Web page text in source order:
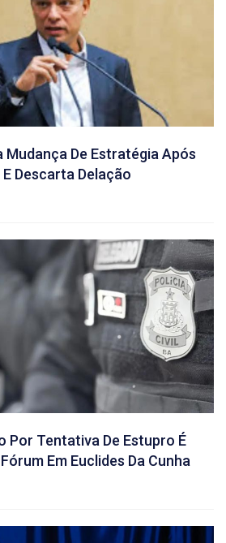
Mudança De Estratégia Após
Descarta Delação
Por Tentativa De Estupro É
Em Euclides Da Cunha